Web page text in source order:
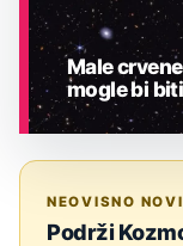
Male
mogle bi
NEOVISNO
Podrži